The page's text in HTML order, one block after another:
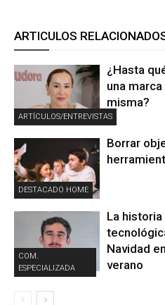
ARTICULOS
ARTÍCULOS/ENTREVISTAS
¿Hasta
una
misma?
DESTACADO HOME
Borrar
COM.
ESPECIALIZADA
La
Navidad
verano